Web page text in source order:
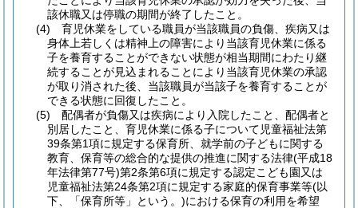
該休職又は停職の期間が終了したこと。
(4)
育児休業をしている職員が当該職員の負傷、疾病又は
身体上若しくは精神上の障害により当該育児休業に係る
子を養育することができない状態が相当期間にわたり継
続することが見込まれることにより当該育児休業の承認
が取り消された後、当該職員が当該子を養育することが
できる状態に回復したこと。
(5)
配偶者が負傷又は疾病により入院したこと、配偶者と
別居したこと、育児休業に係る子について児童福祉法第
39条第1項に規定する保育所、就学前の子どもに関する
教育、保育等の総合的な提供の推進に関する法律(平成18
年法律第77号)第2条第6項に規定する認定こども園又は
児童福祉法第24条第2項に規定する家庭的保育事業等(以
下、「保育所等」という。)における保育の利用を希望